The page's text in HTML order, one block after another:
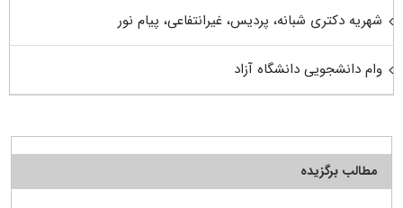
شهریه دکتری شبانه، پردیس، غیرانتفاعی، پیام نور
وام دانشجویی دانشگاه آزاد
مطالب برگزیده